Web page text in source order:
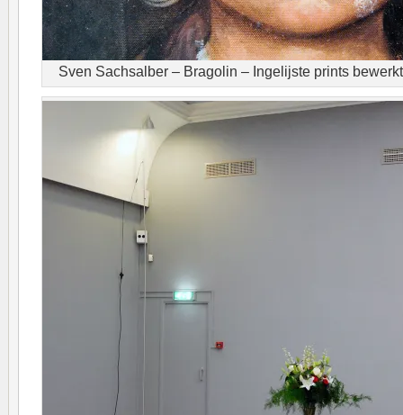
Sven Sachsalber – Bragolin – Ingelijste prints